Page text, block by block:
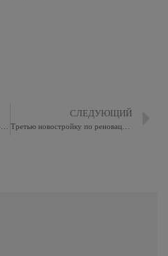
СЛЕДУЮЩИЙ